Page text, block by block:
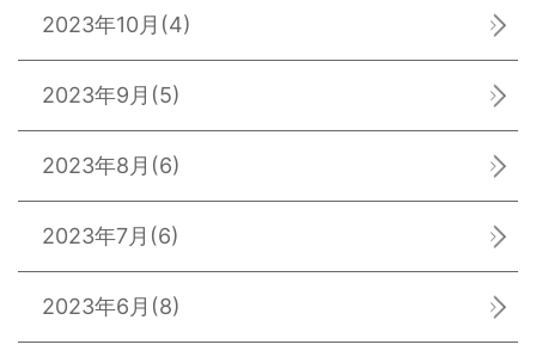
2023年10月 (4)
2023年9月 (5)
2023年8月 (6)
2023年7月 (6)
2023年6月 (8)